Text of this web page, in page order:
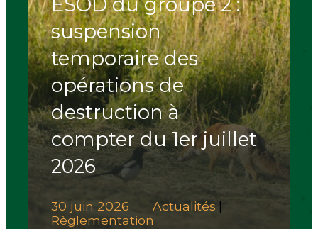
suspension
temporaire des
opérations de
destruction à
compter du 1er juillet
2026
30 juin 2026 Actualités
Règlementation